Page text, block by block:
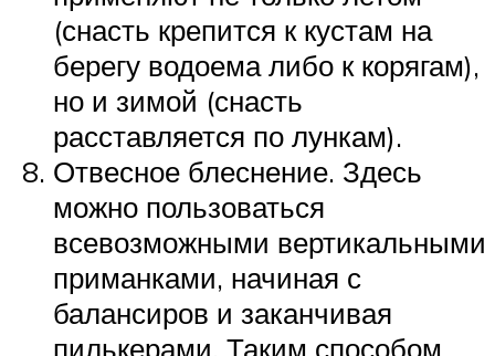
(снасть крепится к кустам на
берегу водоема либо к корягам),
но и зимой (снасть
расставляется по лункам).
Отвесное блеснение. Здесь
можно пользоваться
всевозможными вертикальными
приманками, начиная с
балансиров и заканчивая
пилькерами. Таким способом